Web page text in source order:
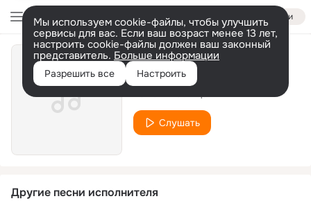
Войти
Мы используем cookie-файлы, чтобы улучшить
сервисы для вас. Если ваш возраст менее 13 лет,
настроить cookie-файлы должен ваш законный
представитель. Больше информации
Разрешить все Настроить
Город
Слушать
Другие песни исполнителя